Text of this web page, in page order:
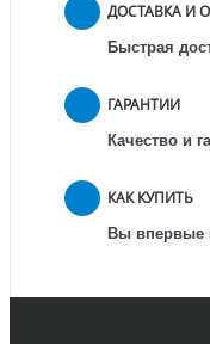
ДОСТАВКА И
Быстрая
ГАРАНТИИ
Качество и
КАК КУПИТЬ
Вы впервые